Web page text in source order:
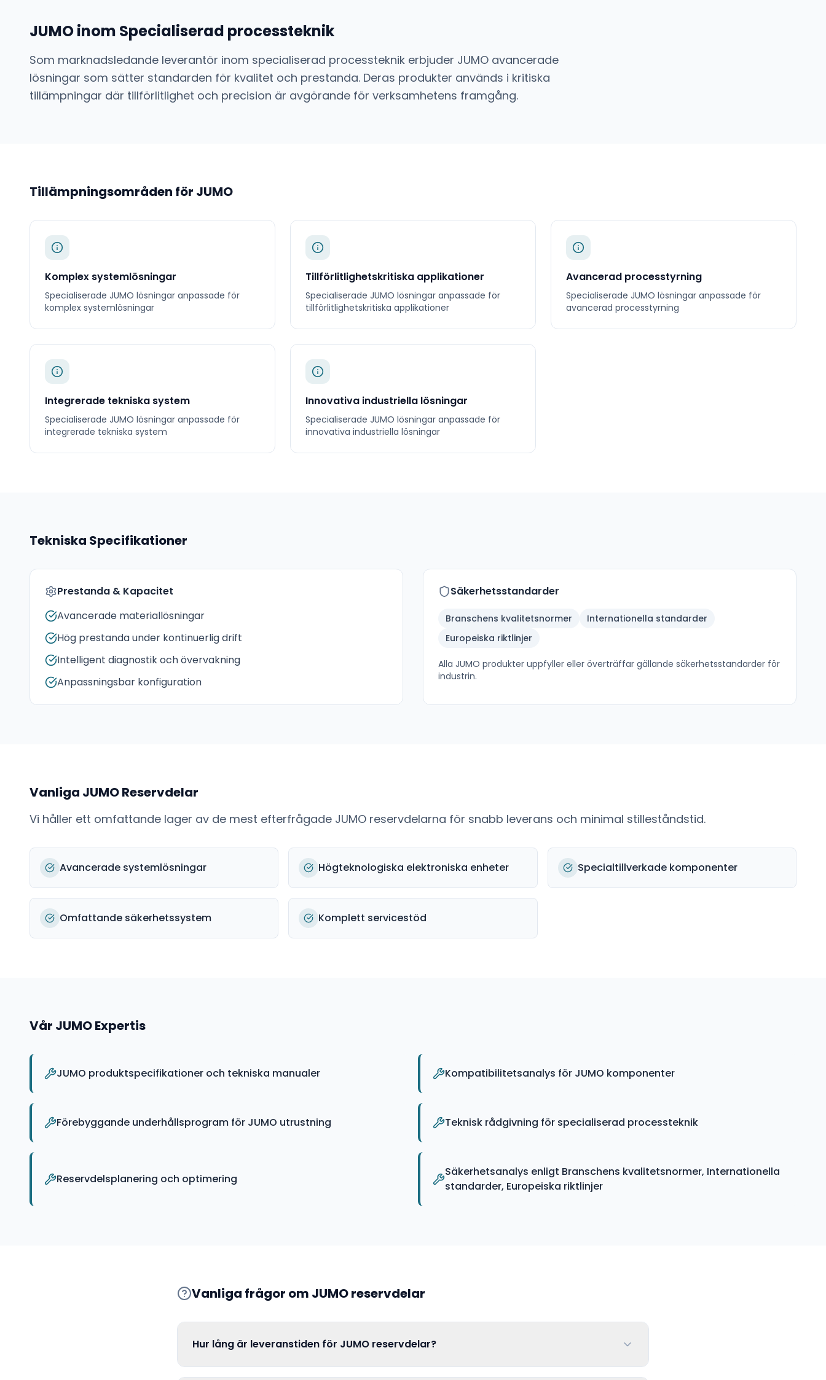
JUMOinom Specialiserad processteknik
Som marknadsledande leverantör inom specialiserad processteknik erbjuder JUMO avancerade
lösningar som sätter standarden för kvalitet och prestanda. Deras produkter används i kritiska
tillämpningar där tillförlitlighet och precision är avgörande för verksamhetens framgång.
Tillämpningsområden för JUMO
Komplex systemlösningar
Specialiserade JUMO lösningar anpassade för
komplex systemlösningar
Tillförlitlighetskritiska applikationer
Specialiserade JUMO lösningar anpassade för
tillförlitlighetskritiska applikationer
Avancerad processtyrning
Specialiserade JUMO lösningar anpassade för
avancerad processtyrning
Integrerade tekniska system
Specialiserade JUMO lösningar anpassade för
integrerade tekniska system
Innovativa industriella lösningar
Specialiserade JUMO lösningar anpassade för
innovativa industriella lösningar
Tekniska Specifikationer
Prestanda & Kapacitet
Avancerade materiallösningar
Hög prestanda under kontinuerlig drift
Intelligent diagnostik och övervakning
Anpassningsbar konfiguration
Säkerhetsstandarder
Branschens kvalitetsnormer
Internationella standarder
Europeiska riktlinjer
Alla JUMO produkter uppfyller eller överträffar gällande säkerhetsstandarder för
industrin.
Vanliga JUMOReservdelar
Vi håller ett omfattande lager av de mest efterfrågade JUMO reservdelarna för snabb leverans och minimal stilleståndstid.
Avancerade systemlösningar Högteknologiska elektroniska enheter Specialtillverkade komponenter
Omfattande säkerhetssystem Komplett servicestöd
Vår JUMOExpertis
JUMO produktspecifikationer och tekniska manualer Kompatibilitetsanalys för JUMO komponenter
Förebyggande underhållsprogram för JUMO utrustning Teknisk rådgivning för specialiserad processteknik
Reservdelsplanering och optimering
Säkerhetsanalys enligt Branschens kvalitetsnormer, Internationella
standarder, Europeiska riktlinjer
Vanliga frågor om JUMOreservdelar
Hur lång är leveranstiden för JUMO reservdelar?